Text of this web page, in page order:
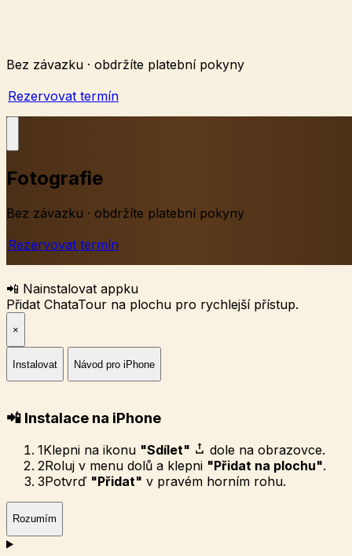
Bez závazku · obdržíte platební pokyny
Rezervovat termín
Fotografie
Bez závazku · obdržíte platební pokyny
Rezervovat termín
📲 Nainstalovat appku
Přidat ChataTour na plochu pro rychlejší přístup.
×
Instalovat Návod pro iPhone
📲 Instalace na iPhone
1Klepni na ikonu "Sdílet"
dole na obrazovce.
2Roluj v menu dolů a klepni "Přidat na plochu".
3Potvrď "Přidat" v pravém horním rohu.
Rozumím